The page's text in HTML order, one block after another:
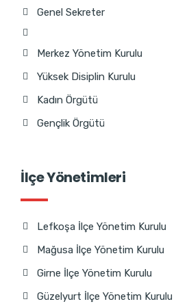
Genel Sekreter
Merkez Yönetim Kurulu
Yüksek Disiplin Kurulu
Kadın Örgütü
Gençlik Örgütü
İlçe Yönetimleri
Lefkoşa İlçe Yönetim Kurulu
Mağusa İlçe Yönetim Kurulu
Girne İlçe Yönetim Kurulu
Güzelyurt İlçe Yönetim Kurulu